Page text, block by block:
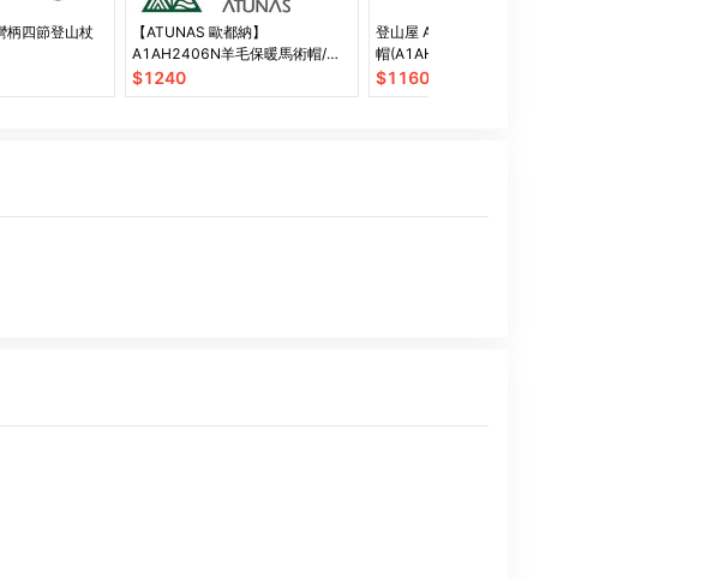
【ATUNAS 歐都納】
A1AH2406N羊毛保暖馬術帽/針
織帽/保暖帽/羊毛帽)登山屋
$1240
登山屋 ATUNAS歐都納防風保暖
帽(A1AH2513N黑/針織帽/羊毛
帽)
$1160